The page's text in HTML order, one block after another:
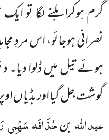
گرم ہوکرابلنے لگا تو
نصرانی ہوجائو، اس مردِ
ہوئے تیل میں ڈلوا دیا۔
گوشت جل گیا اور ہڈیاں
عبداللہبنحُذَافَہ سَہْمِی